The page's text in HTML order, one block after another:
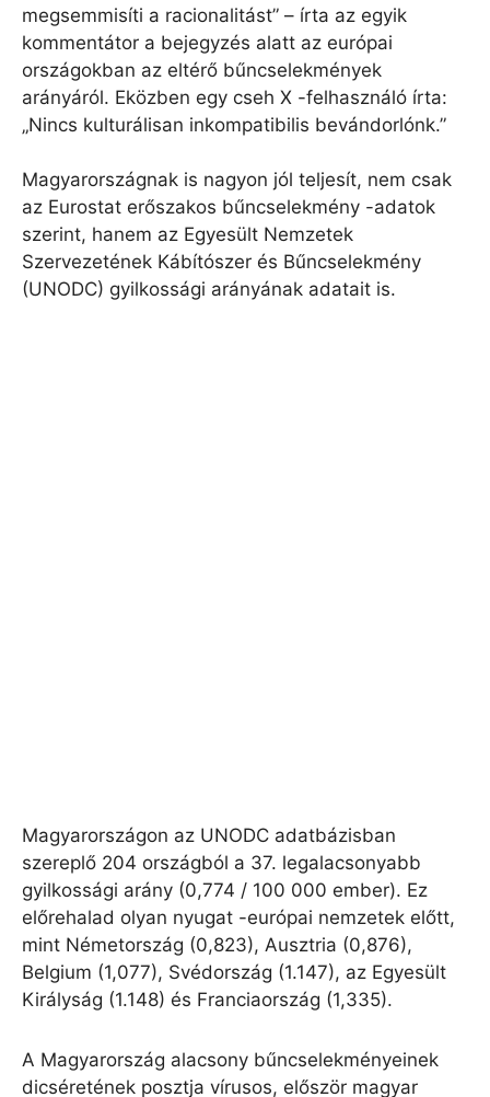
megsemmisíti a racionalitást” – írta az egyik
kommentátor a bejegyzés alatt az európai
országokban az eltérő bűncselekmények
arányáról. Eközben egy cseh X -felhasználó írta:
„Nincs kulturálisan inkompatibilis bevándorlónk.”
Magyarországnak is nagyon jól teljesít, nem csak
az Eurostat erőszakos bűncselekmény -adatok
szerint, hanem az Egyesült Nemzetek
Szervezetének Kábítószer és Bűncselekmény
(UNODC) gyilkossági arányának adatait is.
Magyarországon az UNODC adatbázisban
szereplő 204 országból a 37. legalacsonyabb
gyilkossági arány (0,774 / 100 000 ember). Ez
előrehalad olyan nyugat -európai nemzetek előtt,
mint Németország (0,823), Ausztria (0,876),
Belgium (1,077), Svédország (1.147), az Egyesült
Királyság (1.148) és Franciaország (1,335).
A Magyarország alacsony bűncselekményeinek
dicséretének posztja vírusos, először magyar